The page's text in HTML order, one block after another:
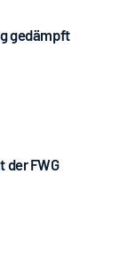
gedämpft
der FWG